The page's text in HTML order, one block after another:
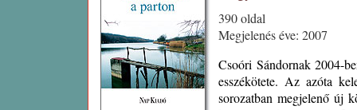
390 oldal
Megjelenés éve: 2007
Csoóri Sándornak 2004-
esszékötete. Az azóta
sorozatban megjelenő új